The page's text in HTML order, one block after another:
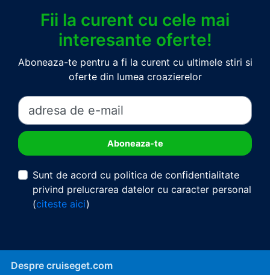
Fii la curent cu cele mai
interesante oferte!
Aboneaza-te pentru a fi la curent cu ultimele stiri si
oferte din lumea croazierelor
Sunt de acord cu politica de confidentialitate
privind prelucrarea datelor cu caracter personal
(citeste aici)
Despre cruiseget.com